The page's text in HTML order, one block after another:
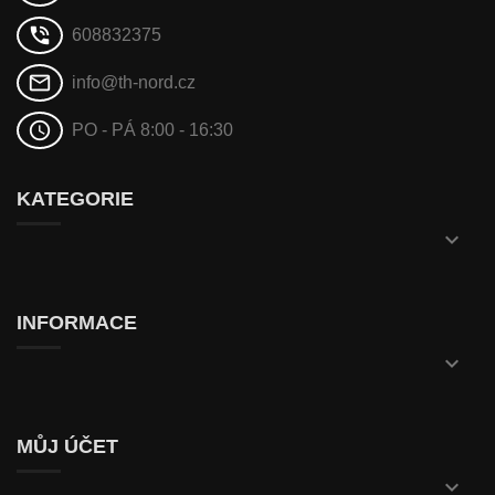
phone_in_talk 608832375
mail_outline info@th-nord.cz
schedule PO - PÁ 8:00 - 16:30
KATEGORIE

INFORMACE

MŮJ ÚČET
